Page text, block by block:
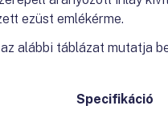
ezüst emlékérme.
alábbi táblázat mutatja
Specifikáció